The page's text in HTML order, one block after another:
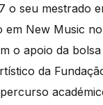
o seu mestrado
em New Music
o apoio da bolsa
da